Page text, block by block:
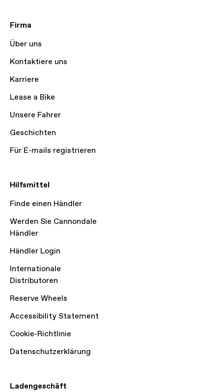
Firma
Über uns
Kontaktiere uns
Karriere
Lease a Bike
Unsere Fahrer
Geschichten
Für E-mails registrieren
Hilfsmittel
Finde einen Händler
Werden Sie Cannondale
Händler
Händler Login
Internationale
Distributoren
Reserve Wheels
Accessibility Statement
Cookie-Richtlinie
Datenschutzerklärung
Ladengeschäft